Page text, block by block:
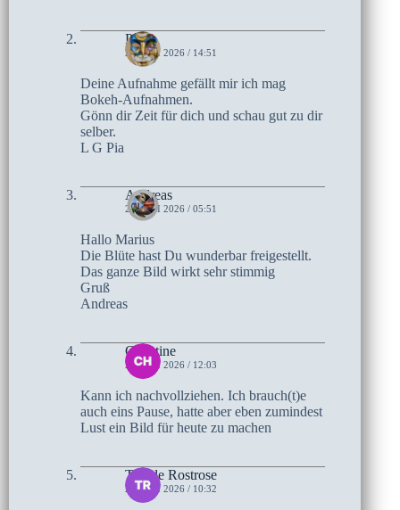
Pia
29. MAI 2026 / 14:51
Deine Aufnahme gefällt mir ich mag
Bokeh-Aufnahmen.
Gönn dir Zeit für dich und schau gut zu dir
selber.
L G Pia
Andreas
29. MAI 2026 / 05:51
Hallo Marius
Die Blüte hast Du wunderbar freigestellt.
Das ganze Bild wirkt sehr stimmig
Gruß
Andreas
Christine
28. MAI 2026 / 12:03
Kann ich nachvollziehen. Ich brauch(t)e
auch eins Pause, hatte aber eben zumindest
Lust ein Bild für heute zu machen
Traude Rostrose
28. MAI 2026 / 10:32